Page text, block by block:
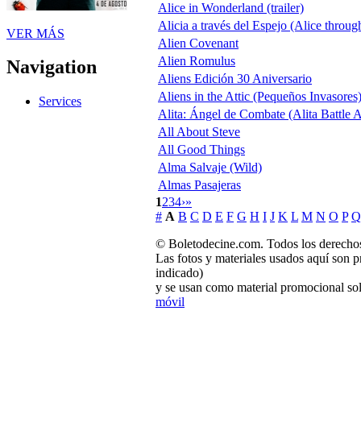
VER MÁS
Navigation
Services
Alice in Wonderland (trailer)
Alicia a través del Espejo (Alice
Alien Covenant
Alien Romulus
Aliens Edición 30 Aniversario
Aliens in the Attic (Pequeños Invasores)
Alita: Ángel de Combate (Alita Battle
All About Steve
All Good Things
Alma Salvaje (Wild)
Almas Pasajeras
1234›»
# A B C D E F G H I J K L M N O P Q
© Boletodecine.com. Todos los
Las fotos y materiales usados aquí son
indicado)
y se usan como material promocional
móvil